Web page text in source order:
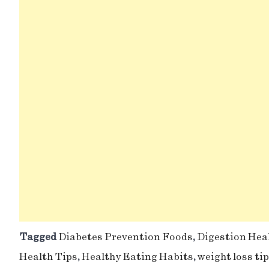
TaggedDiabetes Prevention Foods,Digestion
Health Tips,Healthy Eating Habits,weight loss